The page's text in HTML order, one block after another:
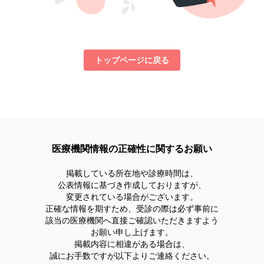
トップページに戻る
医療機関情報の正確性に関するお願い
掲載している所在地や診療時間は、
公表情報に基づき作成しておりますが、
変更されている場合がございます。
正確な情報を期すため、受診の際は必ず事前に
該当の医療機関へ直接ご確認いただきますよう
お願い申し上げます。
掲載内容に相違がある場合は、
誠にお手数ですが以下よりご連絡ください。